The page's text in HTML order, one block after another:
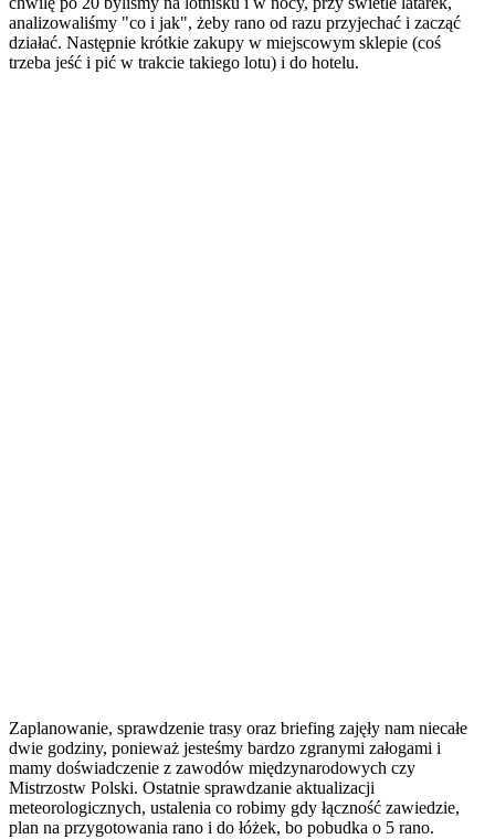
analizowaliśmy "co i jak", żeby rano od razu przyjechać i zacząć
działać. Następnie krótkie zakupy w miejscowym sklepie (coś
trzeba jeść i pić w trakcie takiego lotu) i do hotelu.
Zaplanowanie, sprawdzenie trasy oraz briefing zajęły nam niecałe
dwie godziny, ponieważ jesteśmy bardzo zgranymi załogami i
mamy doświadczenie z zawodów międzynarodowych czy
Mistrzostw Polski. Ostatnie sprawdzanie aktualizacji
meteorologicznych, ustalenia co robimy gdy łączność zawiedzie,
plan na przygotowania rano i do łóżek, bo pobudka o 5 rano.